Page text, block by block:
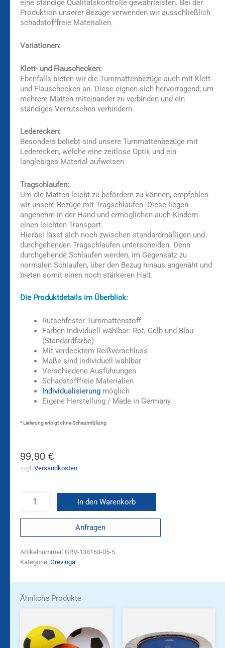
eine ständige Qualitätskontrolle gewährleisten. Bei der
Produktion unserer Bezüge verwenden wir ausschließlich
schadstofffreie Materialien.
Variationen:
Klett- und Flauschecken:
Ebenfalls bieten wir die Turnmattenbezüge auch mit Klett-
und Flauschecken an. Diese eignen sich hervorragend, um
mehrere Matten miteinander zu verbinden und ein
ständiges Verrutschen verhindern.
Lederecken:
Besonders beliebt sind unsere Turnmattenbezüge mit
Lederecken, welche eine zeitlose Optik und ein
langlebiges Material aufweisen.
Tragschlaufen:
Um die Matten leicht zu befördern zu können, empfehlen
wir unsere Bezüge mit Tragschlaufen. Diese liegen
angenehm in der Hand und ermöglichen auch Kindern
einen leichten Transport.
Hierbei lässt sich noch zwischen standardmäßigen und
durchgehenden Tragschlaufen unterscheiden. Denn
durchgehende Schlaufen werden, im Gegensatz zu
normalen Schlaufen, über den Bezug hinaus angenäht und
bieten somit einen noch stärkeren Halt.
Die Produktdetails im Überblick:
Rutschfester Turnmattenstoff
Farben individuell wählbar: Rot, Gelb und Blau
(Standardfarbe)
Mit verdecktem Reißverschluss
Maße sind individuell wählbar
Verschiedene Ausführungen
Schadstofffreie Materialien
Individualisierungmöglich
Eigene Herstellung / Made in Germany
* Lieferung erfolgt ohne Schaumfüllung
99,90 €
zzgl. Versandkosten
In den Warenkorb
Anfragen
Artikelnummer: GRV-138163-05-5
Kategorie: Grevinga
Ähnliche Produkte